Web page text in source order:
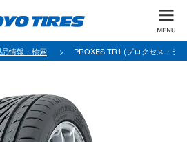
情報・検索 PROXES TR1 (プロクセス・テ